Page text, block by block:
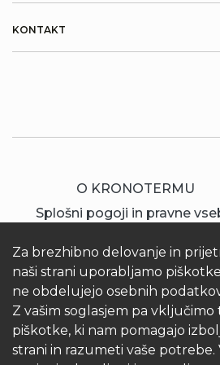
Za brezhibno delovanje in
naši strani uporabljamo
ne obdelujejo osebnih
Z vašim soglasjem pa
piškotke, ki nam pomagajo
strani in razumeti vaše
KONTAKT
O KRONOTERMU
Splošni pogoji in pravne
© 2026 Kronoterm | vse
KRONOTERM